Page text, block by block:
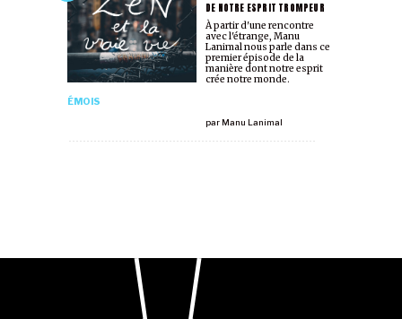
DE NOTRE ESPRIT TROMPEUR
ÉMOIS
parManu Lanimal
À partir d'une rencontre
avec l'étrange, Manu
Lanimal nous parle dans ce
premier épisode de la
manière dont notre esprit
crée notre monde.